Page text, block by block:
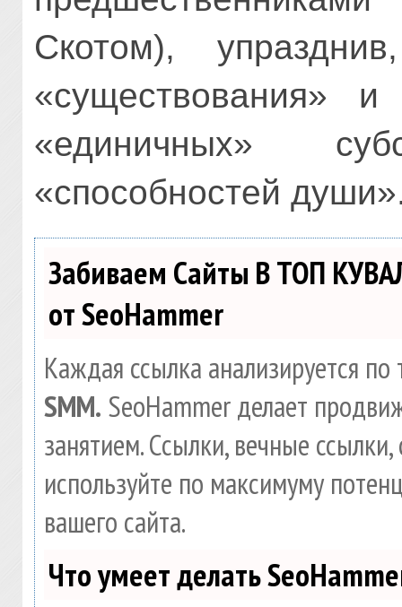
Скотом),
«существования»
«единичных»
«способностей
Забиваем Сайты В ТОП
от SeoHammer
Каждая ссылка анализируется
SMM. SeoHammer делает
занятием. Ссылки, вечные
используйте по максимуму
вашего сайта.
Что умеет делать